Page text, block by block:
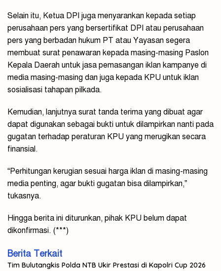
Selain itu, Ketua DPI juga menyarankan kepada setiap
perusahaan pers yang bersertifikat DPI atau perusahaan
pers yang berbadan hukum PT atau Yayasan segera
membuat surat penawaran kepada masing-masing Paslon
Kepala Daerah untuk jasa pemasangan iklan kampanye di
media masing-masing dan juga kepada KPU untuk iklan
sosialisasi tahapan pilkada.
Kemudian, lanjutnya surat tanda terima yang dibuat agar
dapat digunakan sebagai bukti untuk dilampirkan nanti pada
gugatan terhadap peraturan KPU yang merugikan secara
finansial.
“Perhitungan kerugian sesuai harga iklan di masing-masing
media penting, agar bukti gugatan bisa dilampirkan,”
tukasnya.
Hingga berita ini diturunkan, pihak KPU belum dapat
dikonfirmasi. (***)
Berita Terkait
Tim Bulutangkis Polda NTB Ukir Prestasi di Kapolri Cup 2026